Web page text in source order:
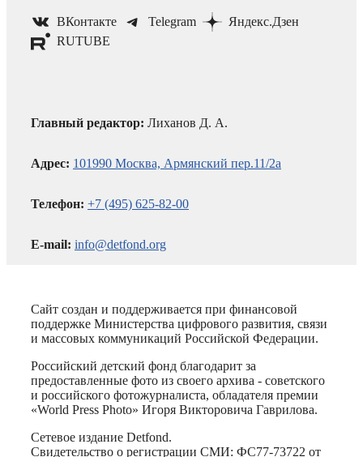
ВКонтакте Telegram
Яндекс.Дзен
RUTUBE
Главный редактор: Лиханов Д. А.
Адрес: 101990 Москва, Армянский пер.11/2а
Телефон: +7 (495) 625-82-00
E-mail: info@detfond.org
Сайт создан и поддерживается при финансовой
поддержке Министерства цифрового развития, связи
и массовых коммуникаций Российской Федерации.
Российский детский фонд благодарит за
предоставленные фото из своего архива - советского
и российского фотожурналиста, обладателя премии
«World Press Photo» Игоря Викторовича Гаврилова.
Сетевое издание Detfond.
Свидетельство о регистрации СМИ: ФС77-73722 от